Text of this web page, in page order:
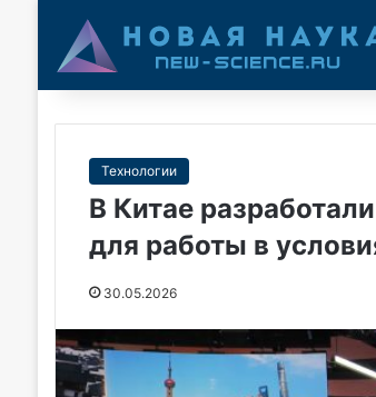
Технологии
В Китае
для работы в
30.05.2026